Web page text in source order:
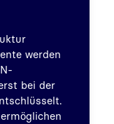
werden
bei der